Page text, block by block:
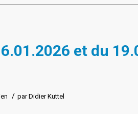
et du
/ parDidier Kuttel